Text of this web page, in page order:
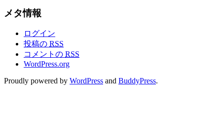
メタ情報
ログイン
投稿の RSS
コメントの RSS
WordPress.org
Proudly powered by WordPress and BuddyPress.